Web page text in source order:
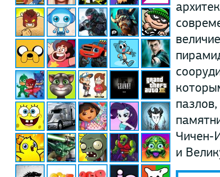
Чичен-
и